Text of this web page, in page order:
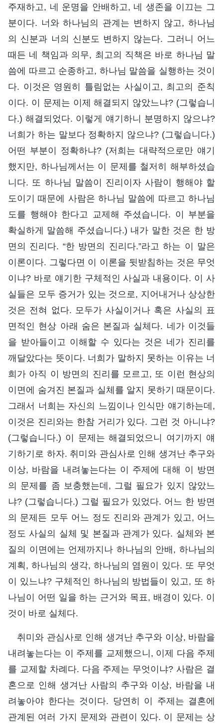
주재하고, 네 운명을 안배하고, 네 생존을 이끄는 그
분이다. 너와 하나님의 관계는 변하지 않고, 하나님
의 신분과 너의 신분도 변하지 않는다. 그러니 어느
때든 네 책임과 의무, 최고의 직책은 바로 하나님 말
씀에 따르고 순종하고, 하나님 말씀을 실행하는 것이
다. 이것은 영원히 틀림없는 사실이고, 최고의 준칙
이다. 이 문제는 이제 해결되지 않았느냐? (그렇습니
다.) 해결되었다. 이렇게 얘기하니 분명하지 않으냐?
너희가 하는 말보다 정확하지 않으냐? (그렇습니다.)
어떤 부분이 정확하냐? (저희는 대략적으로만 얘기
했지만, 하나님께서는 이 문제를 철저히 해부하셨습
니다. 또 하나님 말씀이 진리이자 사람이 행해야 할
도이기 때문에 사람은 하나님 말씀에 따르고 하나님
도를 행해야 한다고 교제해 주셨습니다. 이 부분을
확실하게 말씀해 주셨습니다.) 내가 말한 것은 한 방
면의 진리다. “한 방면의 진리다.”라고 하는 이 말은
이론이다. 그렇다면 이 이론을 뒷받침하는 것은 무엇
이냐? 바로 얘기한 구체적인 사실과 내용이다. 이 사
실들은 모두 증거가 있는 것으로, 지어내거나 상상한
것은 전혀 없다. 모두가 사실이거나 혹은 사실의 표
면적인 현상 아래 숨은 본질과 실체다. 네가 이것들
을 받아들이고 이해할 수 있다는 것은 네가 진리를
깨달았다는 뜻이다. 너희가 말하지 못하는 이유는 너
희가 아직 이 방면의 진리를 모르고, 또 이런 현상의
이면에 숨겨진 본질과 실체를 알지 못하기 때문이다.
그래서 너희는 자신의 느낌이나 인식만 얘기하는데,
이것은 진리와는 한참 거리가 있다. 그런 것 아니냐?
(그렇습니다.) 이 문제는 해결되었으니 여기까지 얘
기하기로 하자. 취미와 관심사로 인해 생겨난 추구와
이상, 바람을 내려놓는다는 이 주제에 대해 이 방면
의 문제를 좀 보충했는데, 그럴 필요가 있지 않았느
냐? (그렇습니다.) 그럴 필요가 있었다. 어느 한 방면
의 문제든 모두 어느 정도 진리와 관계가 있고, 어느
정도 사실의 실체 및 본질과 관계가 있다. 실체와 본
질의 이면에는 언제까지나 하나님의 안배, 하나님의
계획, 하나님의 생각, 하나님의 염원이 있다. 또 무엇
이 있느냐? 구체적인 하나님의 방법들이 있고, 또 하
나님이 어떤 일을 하는 근거와 목표, 배경이 있다. 이
것이 바로 실체다.
취미와 관심사로 인해 생겨난 추구와 이상, 바람을
내려놓는다는 이 주제를 교제했으니, 이제 다음 주제
를 교제할 차례다. 다음 주제는 무엇이냐? 사람은 결
혼으로 인해 생겨난 사람의 추구와 이상, 바람을 내
려놓아야 한다는 것이다. 당연히 이 주제는 결혼에
관계된 여러 가지 문제와 관련이 있다. 이 문제는 상